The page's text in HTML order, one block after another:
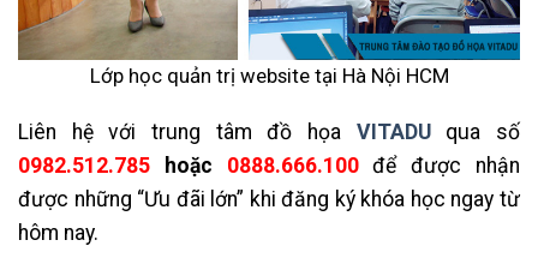
Lớp học quản trị website tại Hà Nội HCM
Liên hệ với trung tâm đồ họa VITADU
qua số
0982.512.785
hoặc 0888.666.100để được nhận
được những “Ưu đãi lớn” khi đăng ký khóa học ngay từ
hôm nay.